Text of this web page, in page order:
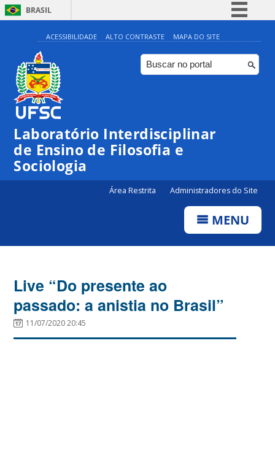
BRASIL
Simplifique!
Comunica BR
Participe
Canais
ACESSIBILIDADE ALTO CONTRASTE MAPA DO SITE
Laboratório Interdisciplinar
de Ensino de Filosofia e
Sociologia
Área Restrita Administradores do Site
MENU
Live “Do presente ao
passado: a anistia no Brasil”
11/07/2020 20:45